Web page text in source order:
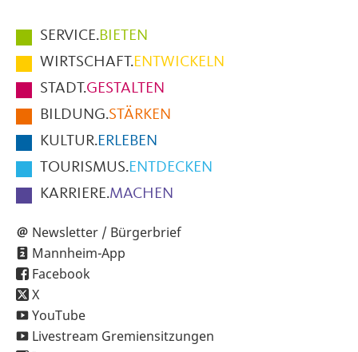
Hauptmenüpunkte
im
Fußbereich
der
Seite
SERVICE.BIETEN
WIRTSCHAFT.ENTWICKELN
STADT.GESTALTEN
BILDUNG.STÄRKEN
KULTUR.ERLEBEN
TOURISMUS.ENTDECKEN
KARRIERE.MACHEN
Newsletter / Bürgerbrief
Mannheim-App
Facebook
X
YouTube
Livestream Gremiensitzungen